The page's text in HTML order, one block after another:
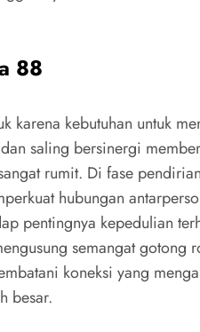
88
karena kebutuhan untuk
saling bersinergi
rumit. Di fase
hubungan
pentingnya kepedulian
semangat gotong
koneksi yang
besar.